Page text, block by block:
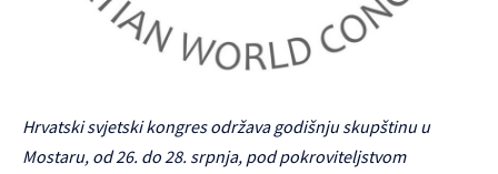
Hrvatski svjetski kongres održava godišnju skupštinu u
Mostaru, od 26. do 28. srpnja, pod pokroviteljstvom